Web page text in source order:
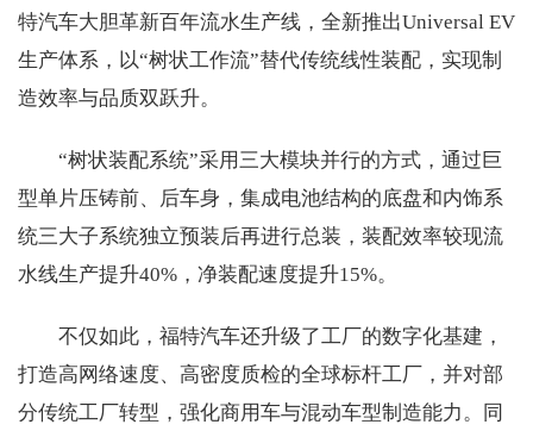
特汽车大胆革新百年流水生产线，全新推出Universal EV
生产体系，以“树状工作流”替代传统线性装配，实现制
造效率与品质双跃升。
“树状装配系统”采用三大模块并行的方式，通过巨
型单片压铸前、后车身，集成电池结构的底盘和内饰系
统三大子系统独立预装后再进行总装，装配效率较现流
水线生产提升40%，净装配速度提升15%。
不仅如此，福特汽车还升级了工厂的数字化基建，
打造高网络速度、高密度质检的全球标杆工厂，并对部
分传统工厂转型，强化商用车与混动车型制造能力。同